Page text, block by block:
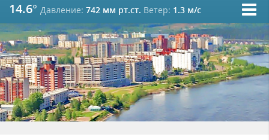
14.6° Давление: 742 мм рт.ст. Ветер: 1.3 м/c